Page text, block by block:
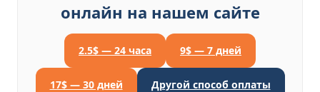
онлайн на нашем сайте
2.5$ — 24 часа 9$ — 7 дней
17$ — 30 дней Другой способ оплаты